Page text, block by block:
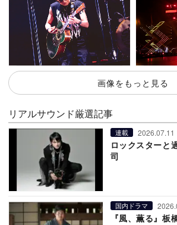
画像をもっと見る
リアルサウンド厳選記事
連載 2026.07.11
ロックスターと
司
国内ドラマ
『風、薫る』板